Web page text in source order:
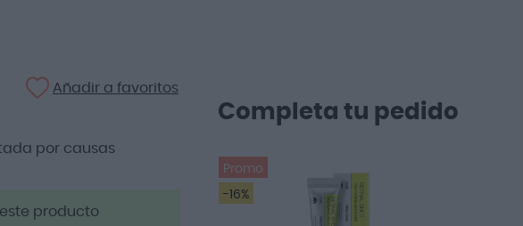
Añadir a favoritos
por causas
producto
Completa tu pedido
Promo
-16%